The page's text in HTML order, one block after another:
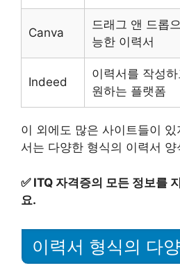
Canva
드래그 앤 드롭
능한 이력서
Indeed
이력서를 작성
원하는 플랫폼
이 외에도 많은 사이트들이
서는 다양한 형식의 이력서
✅ ITQ 자격증의 모든 정보를
요.
이력서 형식의 다